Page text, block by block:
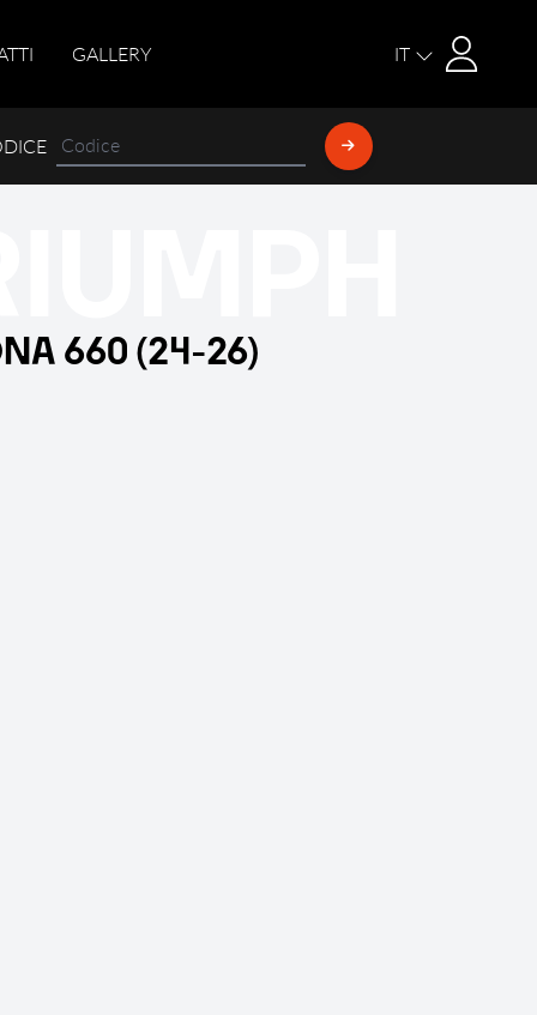
GALLERY IT Login
660 (24-26)